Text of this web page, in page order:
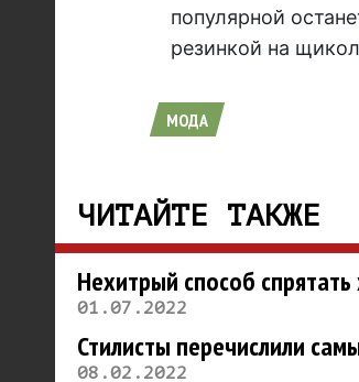
популярной
резинкой на
МОДА
ЧИТАЙТЕ ТАКЖЕ
Нехитрый способ
01.07.2022
Стилисты перечислили
08.02.2022